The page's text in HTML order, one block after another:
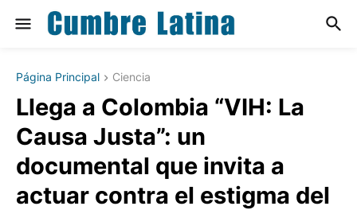
Página Principal Ciencia
Llega a Colombia “VIH: La
Causa Justa”: un
documental que invita a
actuar contra el estigma del